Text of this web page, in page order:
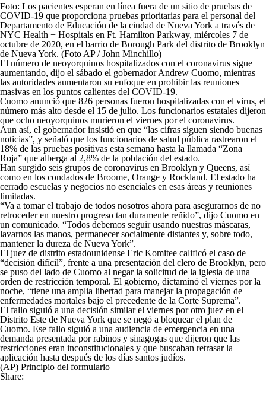
Foto: Los pacientes esperan en línea fuera de un sitio de pruebas de
COVID-19 que proporciona pruebas prioritarias para el personal del
Departamento de Educación de la ciudad de Nueva York a través de
NYC Health + Hospitals en Ft. Hamilton Parkway, miércoles 7 de
octubre de 2020, en el barrio de Borough Park del distrito de Brooklyn
de Nueva York. (Foto AP / John Minchillo)
El número de neoyorquinos hospitalizados con el coronavirus sigue
aumentando, dijo el sábado el gobernador Andrew Cuomo, mientras
las autoridades aumentaron su enfoque en prohibir las reuniones
masivas en los puntos calientes del COVID-19.
Cuomo anunció que 826 personas fueron hospitalizadas con el virus, el
número más alto desde el 15 de julio. Los funcionarios estatales dijeron
que ocho neoyorquinos murieron el viernes por el coronavirus.
Aun así, el gobernador insistió en que “las cifras siguen siendo buenas
noticias”, y señaló que los funcionarios de salud pública rastrearon el
18% de las pruebas positivas esta semana hasta la llamada “Zona
Roja” que alberga al 2,8% de la población del estado.
Han surgido seis grupos de coronavirus en Brooklyn y Queens, así
como en los condados de Broome, Orange y Rockland. El estado ha
cerrado escuelas y negocios no esenciales en esas áreas y reuniones
limitadas.
“Va a tomar el trabajo de todos nosotros ahora para asegurarnos de no
retroceder en nuestro progreso tan duramente reñido”, dijo Cuomo en
un comunicado. “Todos debemos seguir usando nuestras máscaras,
lavarnos las manos, permanecer socialmente distantes y, sobre todo,
mantener la dureza de Nueva York”.
El juez de distrito estadounidense Eric Komitee calificó el caso de
“decisión difícil”, frente a una presentación del clero de Brooklyn, pero
se puso del lado de Cuomo al negar la solicitud de la iglesia de una
orden de restricción temporal. El gobierno, dictaminó el viernes por la
noche, “tiene una amplia libertad para manejar la propagación de
enfermedades mortales bajo el precedente de la Corte Suprema”.
El fallo siguió a una decisión similar el viernes por otro juez en el
Distrito Este de Nueva York que se negó a bloquear el plan de
Cuomo. Ese fallo siguió a una audiencia de emergencia en una
demanda presentada por rabinos y sinagogas que dijeron que las
restricciones eran inconstitucionales y que buscaban retrasar la
aplicación hasta después de los días santos judíos.
(AP) Principio del formulario
Share: